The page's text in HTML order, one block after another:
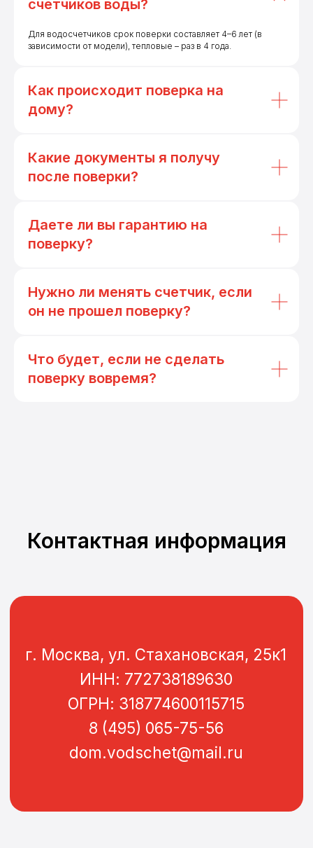
счетчиков воды?
Для водосчетчиков срок поверки составляет 4–6 лет (в
зависимости от модели), тепловые – раз в 4 года.
Как происходит поверка на
дому?
Какие документы я получу
после поверки?
Даете ли вы гарантию на
поверку?
Нужно ли менять счетчик, если
он не прошел поверку?
Что будет, если не сделать
поверку вовремя?
Контактная информация